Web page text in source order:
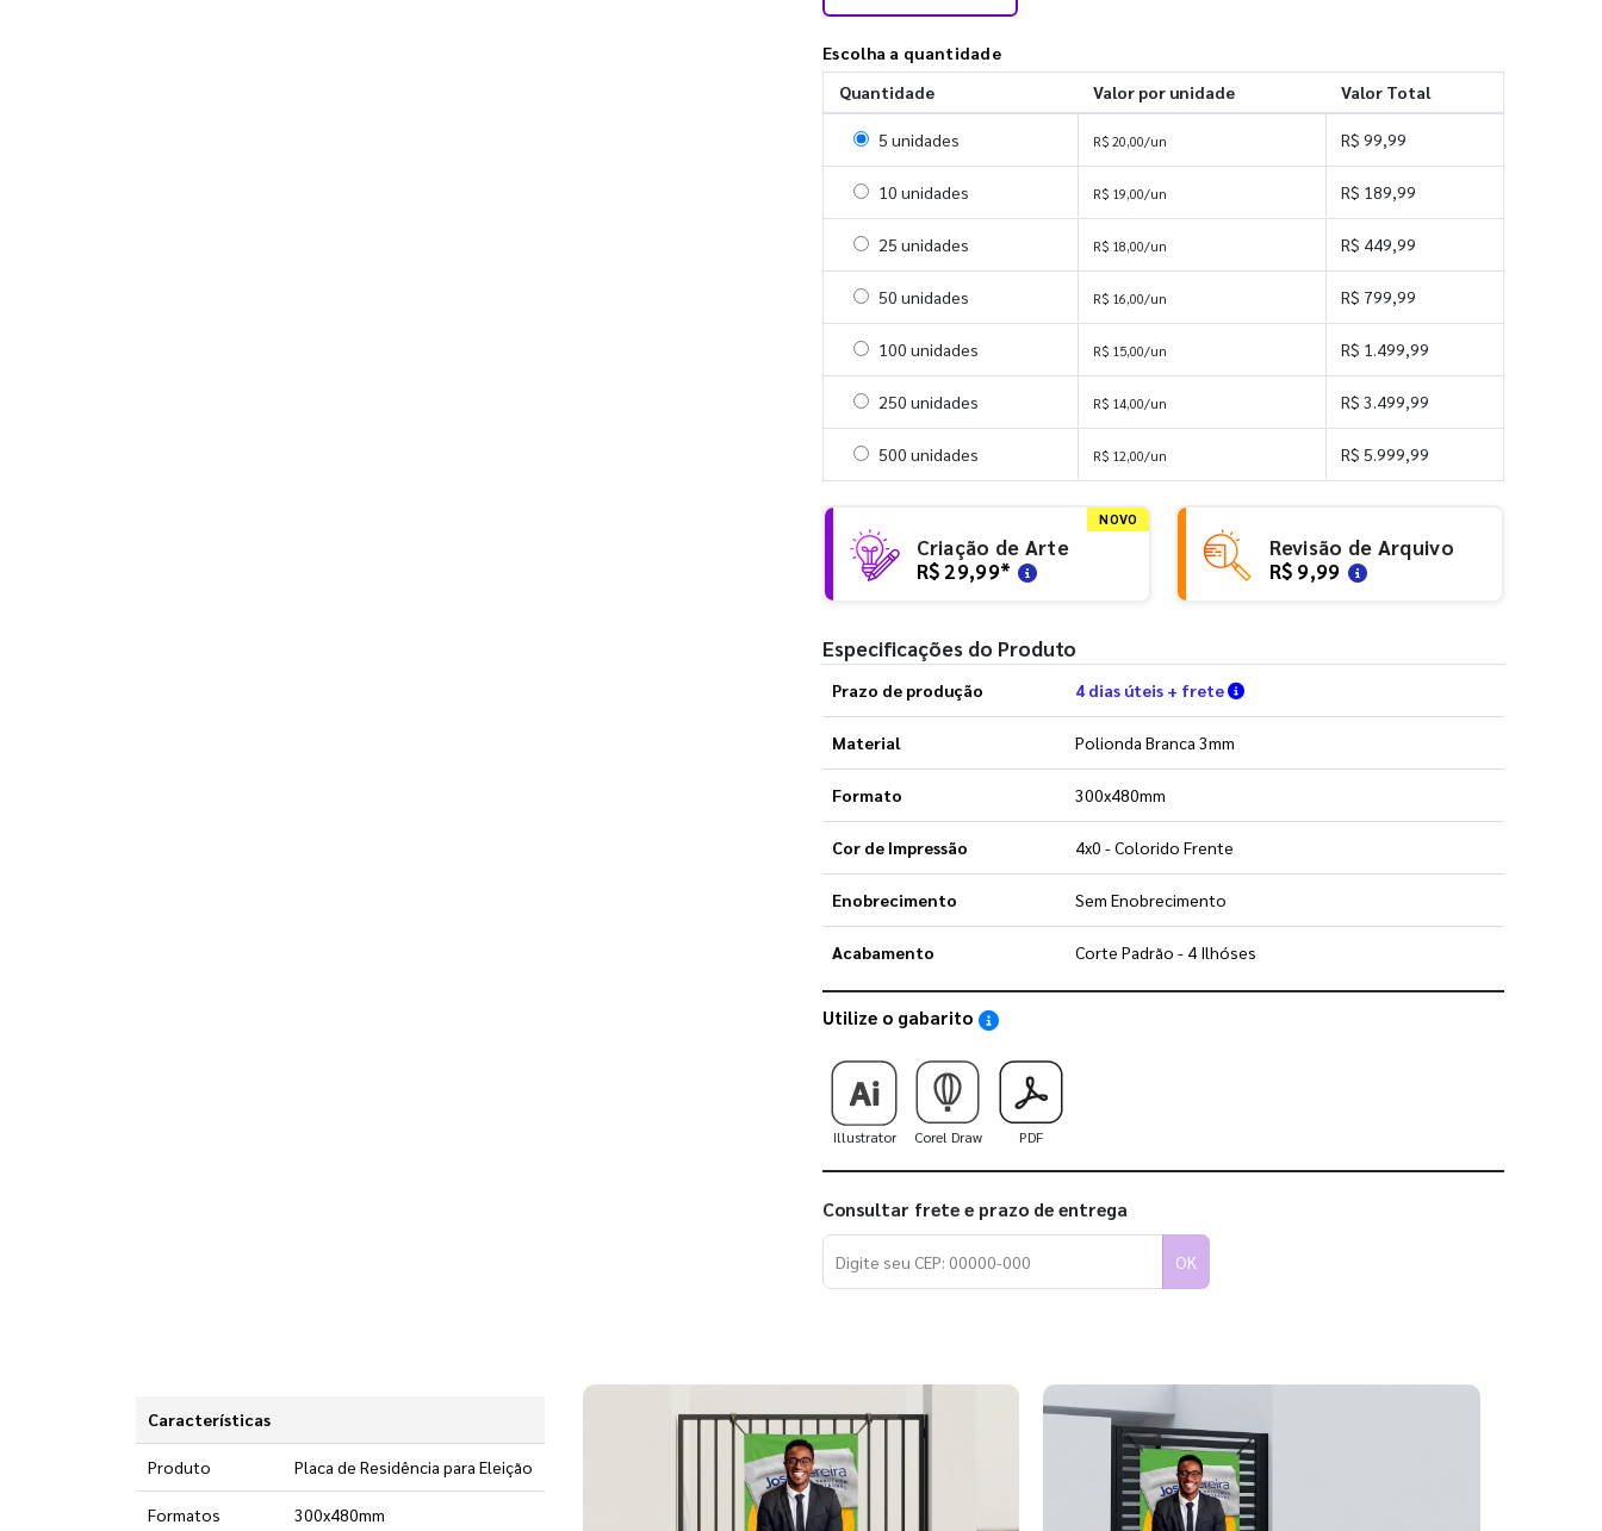
Escolha a quantidade
Quantidade
Valor por unidade Valor Total
Selecionar 5 unidades
5 unidades R$ 20,00/un R$ 99,99
Selecionar 10 unidades
10 unidades R$ 19,00/un R$ 189,99
Selecionar 25 unidades
25 unidades R$ 18,00/un R$ 449,99
Selecionar 50 unidades
50 unidades R$ 16,00/un R$ 799,99
Selecionar 100 unidades
100 unidades R$ 15,00/un R$ 1.499,99
Selecionar 250 unidades
250 unidades R$ 14,00/un R$ 3.499,99
Selecionar 500 unidades
500 unidades R$ 12,00/un R$ 5.999,99
NOVO
Criação de Arte
R$ 29,99*
Revisão de Arquivo
R$ 9,99
Especificações do Produto
Prazo de produção 4 dias úteis + frete Verifique as condições de entrega
Material Polionda Branca 3mm
Formato 300x480mm
Cor de Impressão 4x0 - Colorido Frente
Enobrecimento Sem Enobrecimento
Acabamento Corte Padrão - 4 Ilhóses
Utilize o gabarito Saiba como utilizar os nossos gabaritos
Illustrator Corel Draw PDF
Consultar frete e prazo de entrega
OK
Características
Produto Placa de Residência para Eleição
Formatos 300x480mm